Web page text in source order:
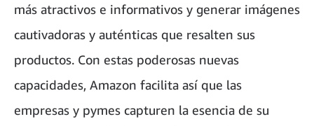
más atractivos e informativos y generar imágenes
cautivadoras y auténticas que resalten sus
productos. Con estas poderosas nuevas
capacidades, Amazon facilita así que las
empresas y pymes capturen la esencia de su